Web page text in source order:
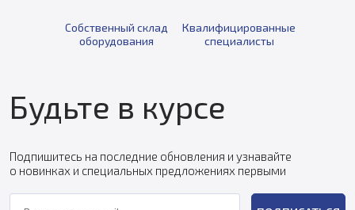
Собственный склад
оборудования
Квалифицированные
специалисты
Будьте в курсе
Подпишитесь на последние обновления и узнавайте
о новинках и специальных предложениях первыми